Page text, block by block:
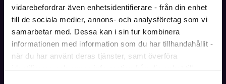
vidarebefordrar även enhetsidentifierare - från din enhet
till de sociala medier, annons- och analysföretag som vi
samarbetar med. Dessa kan i sin tur kombinera
informationen med information som du har tillhandahållit -
när du har använt deras tjänster, samt överföra
Fackförbundet för akademiker i samhällsbärande
professioner.
Bli medlem